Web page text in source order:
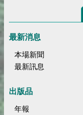
最新消息
本場新聞
最新訊息
出版品
年報